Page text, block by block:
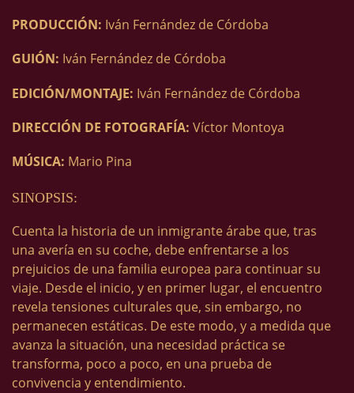
PRODUCCIÓN: Iván Fernández de Córdoba
GUIÓN: Iván Fernández de Córdoba
EDICIÓN/MONTAJE: Iván Fernández de Córdoba
DIRECCIÓN DE FOTOGRAFÍA: Víctor Montoya
MÚSICA: Mario Pina
SINOPSIS:
Cuenta la historia de un inmigrante árabe que, tras
una avería en su coche, debe enfrentarse a los
prejuicios de una familia europea para continuar su
viaje. Desde el inicio, y en primer lugar, el encuentro
revela tensiones culturales que, sin embargo, no
permanecen estáticas. De este modo, y a medida que
avanza la situación, una necesidad práctica se
transforma, poco a poco, en una prueba de
convivencia y entendimiento.